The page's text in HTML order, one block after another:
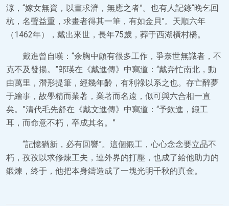
涼，“嫁女無資，以畫求濟，無應之者”。也有人記錄“晚乞回
杭，名聲益重，求畫者得其一筆，有如金貝”。天順六年
（1462年），戴出來世，長年75歲，葬于西湖橫村橋。
戴進曾自嘆：“余胸中頗有很多工作，爭奈世無識者，不
克不及發揚。”郎瑛在《戴進傳》中寫道：“戴奔忙南北，動
由萬里，潛形提筆，經幾年齡，有利祿以系之也。存亡醉夢
于繪事，故學精而業著，業著而名遠，似可與六合相一直
矣。”清代毛先舒在《戴文進傳》中寫道：“予欽進，鍛工
耳，而命意不朽，卒成其名。”
“記憶猶新，必有回響”。這個鍛工，心心念念要立品不
朽，孜孜以求修煉工夫，連外界的打壓，也成了給他助力的
鍛煉，終于，他把本身鑄造成了一塊光明千秋的真金。